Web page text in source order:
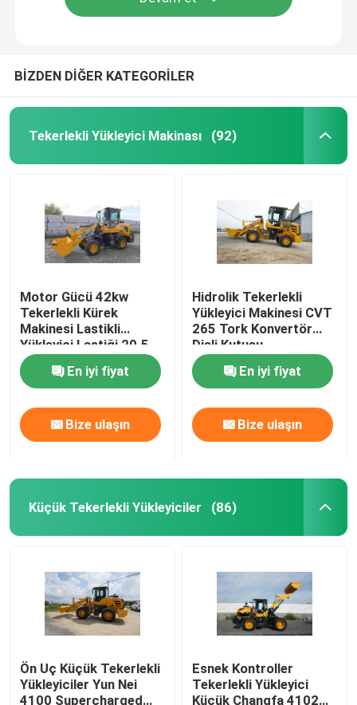
BİZDEN DİĞER KATEGORİLER
Tekerlekli Yükleyici Makinası (92)
Motor Gücü 42kw
Tekerlekli Kürek
Makinesi Lastikli
Yükleyici Lastiği 20.5-
16S Mini Kompakt
En iyi fiyat
Bize ulaşın
Hidrolik Tekerlekli
Yükleyici Makinesi CVT
265 Tork Konvertör
Dişli Kutusu
En iyi fiyat
Bize ulaşın
Küçük Tekerlekli Yükleyiciler (86)
Ön Uç Küçük Tekerlekli
Yükleyiciler Yun Nei
4100 Supercharged
Esnek Kontroller
Tekerlekli Yükleyici
Küçük Changfa 4102